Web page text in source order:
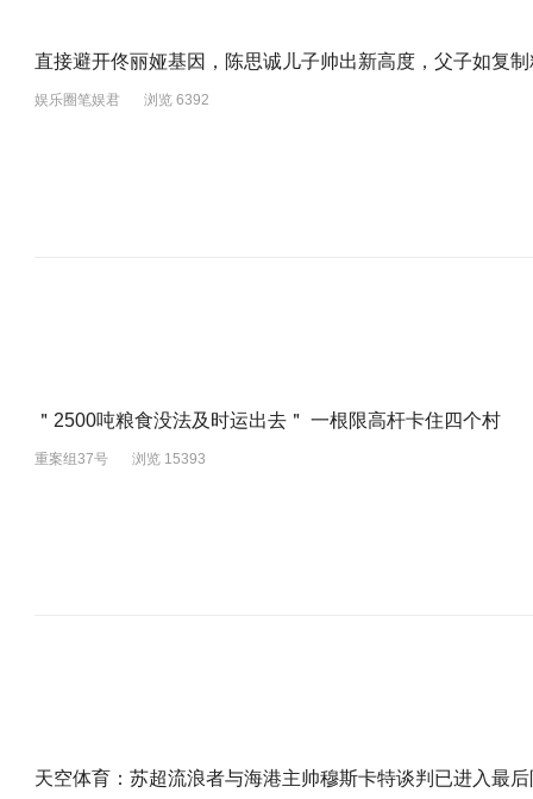
直接避开佟丽娅基因，陈思诚儿子帅出新高度，父子如复
娱乐圈笔娱君 浏览 6392
＂2500吨粮食没法及时运出去＂ 一根限高杆卡住四个村
重案组37号 浏览 15393
天空体育：苏超流浪者与海港主帅穆斯卡特谈判已进入最